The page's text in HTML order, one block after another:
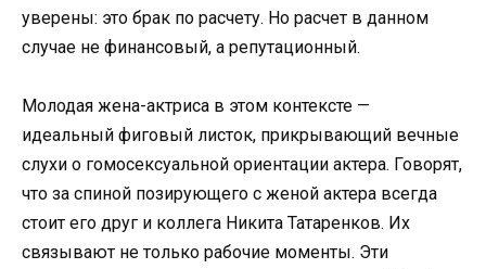
уверены: это брак по расчету. Но расчет в данном
случае не финансовый, а репутационный.
Молодая жена-актриса в этом контексте —
идеальный фиговый листок, прикрывающий вечные
слухи о гомосексуальной ориентации актера. Говорят,
что за спиной позирующего с женой актера всегда
стоит его друг и коллега Никита Татаренков. Их
связывают не только рабочие моменты. Эти